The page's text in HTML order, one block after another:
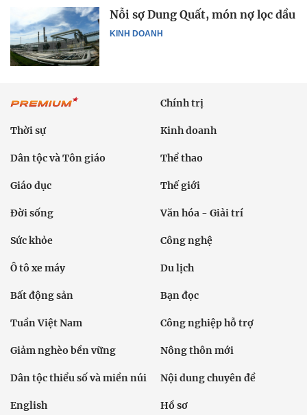
KINH DOANH
Nỗi sợ Dung Quất, món nợ lọc dầu
Chính trị
Thời sự Kinh doanh
Dân tộc và Tôn giáo Thể thao
Giáo dục Thế giới
Đời sống Văn hóa - Giải trí
Sức khỏe Công nghệ
Ô tô xe máy Du lịch
Bất động sản Bạn đọc
Tuần Việt Nam Công nghiệp hỗ trợ
Giảm nghèo bền vững Nông thôn mới
Dân tộc thiểu số và miền núi Nội dung chuyên đề
English Hồ sơ